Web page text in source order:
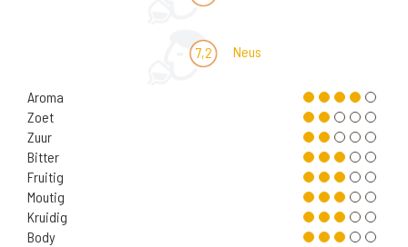
7,2 Neus
Aroma
Zoet
Zuur
Bitter
Fruitig
Moutig
Kruidig
Body